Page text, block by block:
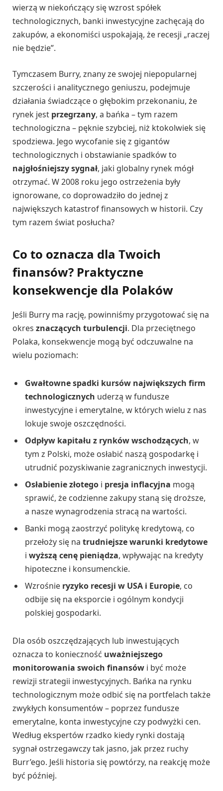
wierzą w niekończący się wzrost spółek
technologicznych, banki inwestycyjne zachęcają do
zakupów, a ekonomiści uspokajają, że recesji „raczej
nie będzie”.
Tymczasem Burry, znany ze swojej niepopularnej
szczerości i analitycznego geniuszu, podejmuje
działania świadczące o głębokim przekonaniu, że
rynek jest przegrzany, a bańka – tym razem
technologiczna – pęknie szybciej, niż ktokolwiek się
spodziewa. Jego wycofanie się z gigantów
technologicznych i obstawianie spadków to
najgłośniejszy sygnał, jaki globalny rynek mógł
otrzymać. W 2008 roku jego ostrzeżenia były
ignorowane, co doprowadziło do jednej z
największych katastrof finansowych w historii. Czy
tym razem świat posłucha?
Co to oznacza dla Twoich
finansów? Praktyczne
konsekwencje dla Polaków
Jeśli Burry ma rację, powinniśmy przygotować się na
okres znaczących turbulencji. Dla przeciętnego
Polaka, konsekwencje mogą być odczuwalne na
wielu poziomach:
Gwałtowne spadki kursów największych firm
technologicznych uderzą w fundusze
inwestycyjne i emerytalne, w których wielu z nas
lokuje swoje oszczędności.
Odpływ kapitału z rynków wschodzących, w
tym z Polski, może osłabić naszą gospodarkę i
utrudnić pozyskiwanie zagranicznych inwestycji.
Osłabienie złotego i presja inflacyjna mogą
sprawić, że codzienne zakupy staną się droższe,
a nasze wynagrodzenia stracą na wartości.
Banki mogą zaostrzyć politykę kredytową, co
przełoży się na trudniejsze warunki kredytowe
i wyższą cenę pieniądza, wpływając na kredyty
hipoteczne i konsumenckie.
Wzrośnie ryzyko recesji w USA i Europie, co
odbije się na eksporcie i ogólnym kondycji
polskiej gospodarki.
Dla osób oszczędzających lub inwestujących
oznacza to konieczność uważniejszego
monitorowania swoich finansów i być może
rewizji strategii inwestycyjnych. Bańka na rynku
technologicznym może odbić się na portfelach także
zwykłych konsumentów – poprzez fundusze
emerytalne, konta inwestycyjne czy podwyżki cen.
Według ekspertów rzadko kiedy rynki dostają
sygnał ostrzegawczy tak jasno, jak przez ruchy
Burr’ego. Jeśli historia się powtórzy, na reakcję może
być później.